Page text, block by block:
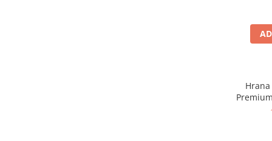
Hrana